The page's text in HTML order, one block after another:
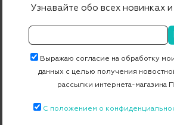
Бесплатная примерка в пункте выдачи
Узнавайте обо всех новинках
Выражаю согласие на обработку
данных с целью получения
рассылки интернета-магазина
С положением о